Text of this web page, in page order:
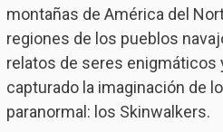
montañas de América del
regiones de los pueblos
relatos de seres enigmáticos
capturado la imaginación de
paranormal: los Skinwalkers.